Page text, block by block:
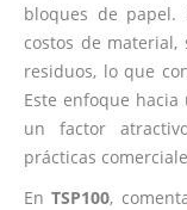
bloques de
costos de
residuos, lo que
Este enfoque
un factor
prácticas
EnTSP100,